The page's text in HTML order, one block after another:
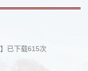
】已下载615次